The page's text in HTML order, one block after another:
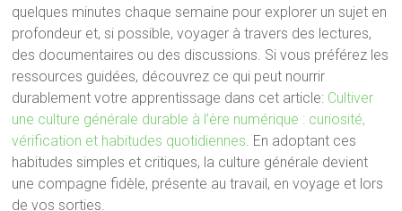
quelques minutes chaque semaine pour explorer un sujet en
profondeur et, si possible, voyager à travers des lectures,
des documentaires ou des discussions. Si vous préférez les
ressources guidées, découvrez ce qui peut nourrir
durablement votre apprentissage dans cet article: Cultiver
une culture générale durable à l’ère numérique : curiosité,
vérification et habitudes quotidiennes. En adoptant ces
habitudes simples et critiques, la culture générale devient
une compagne fidèle, présente au travail, en voyage et lors
de vos sorties.